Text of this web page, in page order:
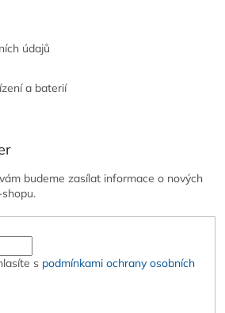
údajů
a baterií
budeme zasílat informace o nových
s podmínkami ochrany osobních